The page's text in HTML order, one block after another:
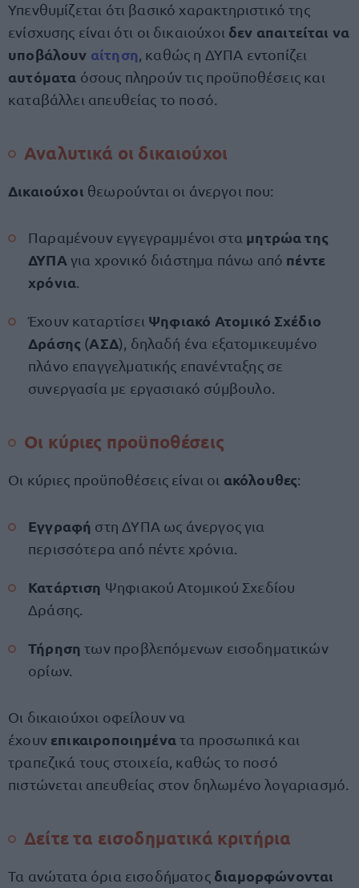
Υπενθυμίζεται ότι βασικό χαρακτηριστικό της
ενίσχυσης είναι ότι οι δικαιούχοι δεν απαιτείται να
υποβάλουν αίτηση , καθώς η ΔΥΠΑ εντοπίζει
αυτόματα όσους πληρούν τις προϋποθέσεις και
καταβάλλει απευθείας το ποσό.
Αναλυτικά οι δικαιούχοι
Δικαιούχοι θεωρούνται οι άνεργοι που:
Παραμένουν εγγεγραμμένοι στα μητρώα της
ΔΥΠΑ για χρονικό διάστημα πάνω από πέντε
χρόνια
Έχουν καταρτίσει Ψηφιακό Ατομικό Σχέδιο
Δράσης (ΑΣΔ), δηλαδή ένα εξατομικευμένο
πλάνο επαγγελματικής επανένταξης σε
συνεργασία με εργασιακό σύμβουλο.
Οι κύριες προϋποθέσεις
Οι κύριες προϋποθέσεις είναι οι ακόλουθες:
Εγγραφή στη ΔΥΠΑ ως άνεργος για
περισσότερα από πέντε χρόνια.
Κατάρτιση Ψηφιακού Ατομικού Σχεδίου
Δράσης.
Τήρησητων προβλεπόμενων εισοδηματικών
ορίων.
Οι δικαιούχοι οφείλουν να
έχουν επικαιροποιημένατα προσωπικά και
τραπεζικά τους στοιχεία, καθώς το ποσό
πιστώνεται απευθείας στον δηλωμένο λογαριασμό.
Δείτε τα εισοδηματικά κριτήρια
Τα ανώτατα όρια εισοδήματος διαμορφώνονται